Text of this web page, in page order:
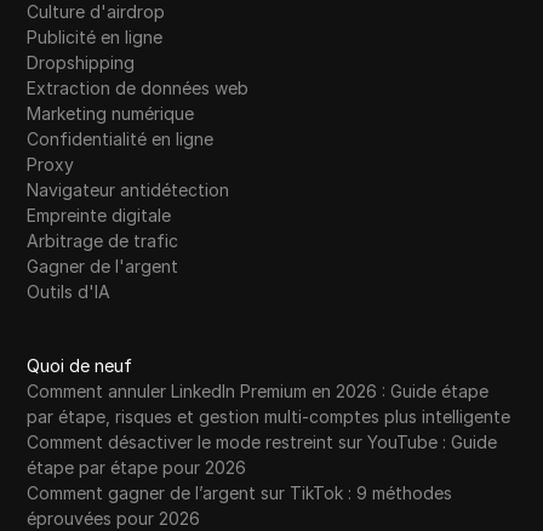
Culture d'airdrop
Publicité en ligne
Dropshipping
Extraction de données web
Marketing numérique
Confidentialité en ligne
Proxy
Navigateur antidétection
Empreinte digitale
Arbitrage de trafic
Gagner de l'argent
Outils d'IA
Quoi de neuf
Comment annuler LinkedIn Premium en 2026 : Guide étape
par étape, risques et gestion multi-comptes plus intelligente
Comment désactiver le mode restreint sur YouTube : Guide
étape par étape pour 2026
Comment gagner de l’argent sur TikTok : 9 méthodes
éprouvées pour 2026